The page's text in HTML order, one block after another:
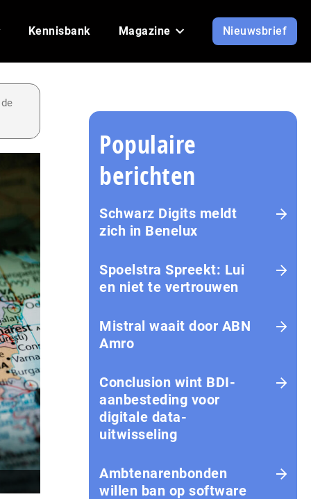
Kennisbank Magazine Nieuwsbrief
Populaire
berichten
Schwarz Digits meldt
zich in Benelux
Spoelstra Spreekt: Lui
en niet te vertrouwen
Mistral waait door ABN
Amro
Conclusion wint BDI-
aanbesteding voor
digitale data-
uitwisseling
Ambtenarenbonden
willen ban op software